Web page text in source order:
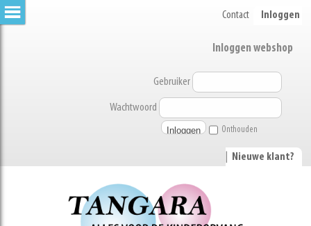
Contact Inloggen
Inloggen webshop
Gebruiker
Wachtwoord
Onthouden
Nieuwe klant?